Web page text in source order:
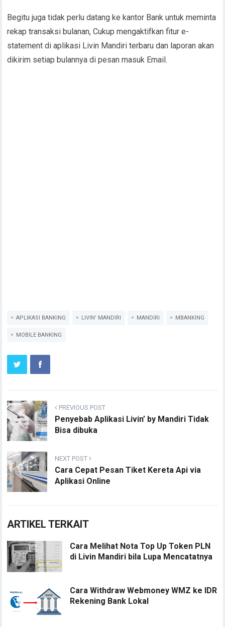
Begitu juga tidak perlu datang ke kantor Bank untuk meminta
rekap transaksi bulanan, Cukup mengaktifkan fitur e-
statement di aplikasi Livin Mandiri terbaru dan laporan akan
dikirim setiap bulannya di pesan masuk Email.
APLIKASI BANKING LIVIN' MANDIRI MANDIRI MBANKING
MOBILE BANKING
PREVIOUS POST
Penyebab Aplikasi Livin’ by Mandiri Tidak
Bisa dibuka
NEXT POST
Cara Cepat Pesan Tiket Kereta Api via
Aplikasi Online
ARTIKEL TERKAIT
Cara Melihat Nota Top Up Token PLN
di Livin Mandiri bila Lupa Mencatatnya
Cara Withdraw Webmoney WMZ ke IDR
Rekening Bank Lokal